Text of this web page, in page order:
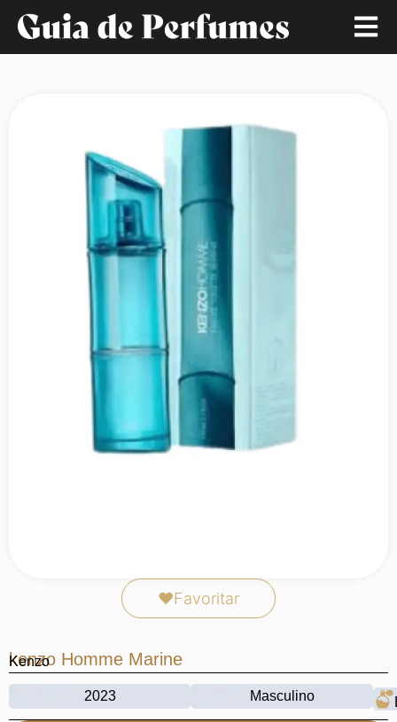
❤Favoritar
kenzo Homme Marine
Kenzo
2023 Masculino